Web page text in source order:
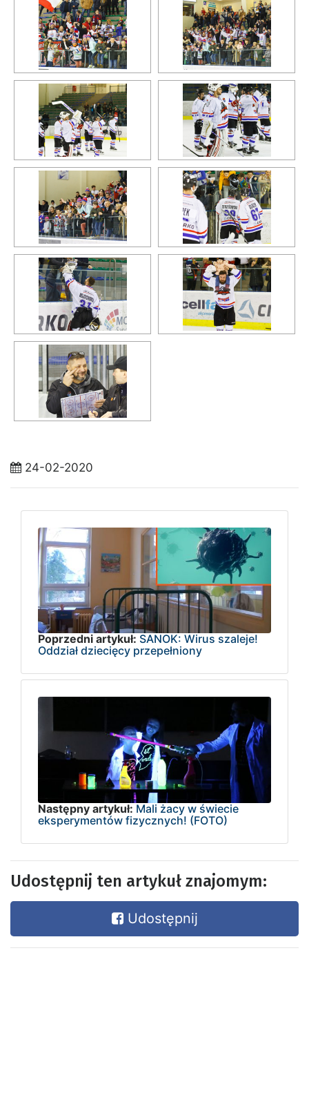
24-02-2020
Poprzedni artykuł: SANOK: Wirus szaleje!
Oddział dziecięcy przepełniony
Następny artykuł: Mali żacy w świecie
eksperymentów fizycznych! (FOTO)
Udostępnij ten artykuł znajomym:
Udostępnij